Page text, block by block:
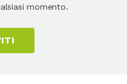
momento.